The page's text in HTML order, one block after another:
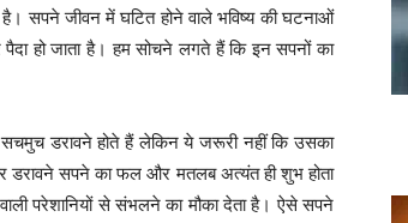
सपने जीवन में घटित होने वाले भविष्य की घटनाओं
हो जाता है। हम सोचने लगते हैं कि इन सपनों का
डरावने होते हैं लेकिन ये जरूरी नहीं कि उसका
डरावने सपने का फल और मतलब अत्यंत ही शुभ होता
परेशानियों से संभलने का मौका देता है। ऐसे सपने